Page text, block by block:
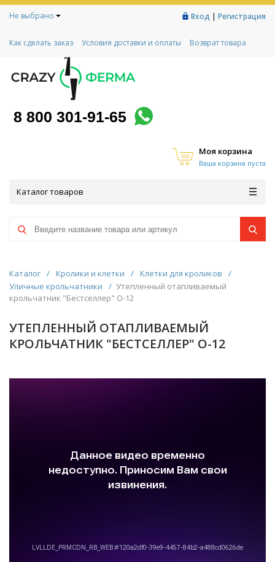
Не выбрано Вход | Регистрация
Как сделать заказ Условия доставки и оплаты
Возврат товара
Контакты
Социальный контракт
Любимая ферма
8 800 301-91-65
Моя корзина
Ваша корзина пуста
Каталог товаров
Каталог / Кролики и клетки / Клетки для кроликов
/
Уличные крольчатники
/ Утепленный отапливаемый
крольчатник "Бестселлер" О-12
УТЕПЛЕННЫЙ ОТАПЛИВАЕМЫЙ
КРОЛЬЧАТНИК "БЕСТСЕЛЛЕР" О-12